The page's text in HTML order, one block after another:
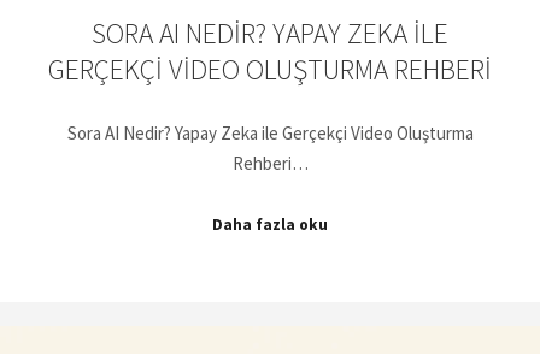
SORA AI NEDIR? YAPAY ZEKA ILE
GERÇEKÇI VIDEO OLUŞTURMA REHBERI
Sora AI Nedir? Yapay Zeka ile Gerçekçi Video Oluşturma
Rehberi…
Daha fazla oku